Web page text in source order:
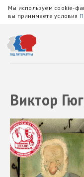
Мы используем cookie-
вы принимаете условия
Виктор